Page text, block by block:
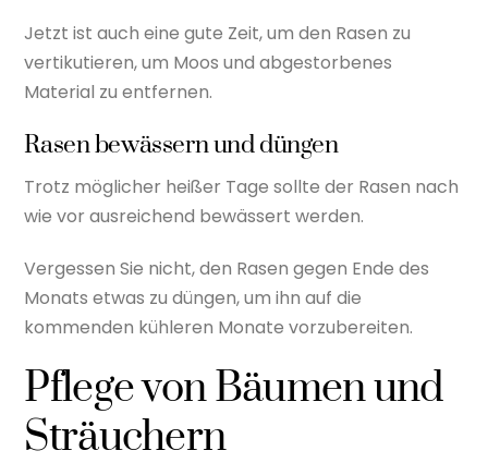
Jetzt ist auch eine gute Zeit, um den Rasen zu
vertikutieren, um Moos und abgestorbenes
Material zu entfernen.
Rasen bewässern und düngen
Trotz möglicher heißer Tage sollte der Rasen nach
wie vor ausreichend bewässert werden.
Vergessen Sie nicht, den Rasen gegen Ende des
Monats etwas zu düngen, um ihn auf die
kommenden kühleren Monate vorzubereiten.
Pflege von Bäumen und
Sträuchern